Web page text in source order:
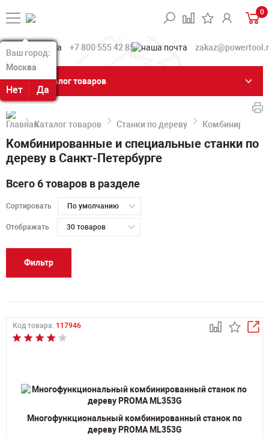
Ваш город:
Москва
Нет Да
Ваш город:
Москва
Нет Да
0
+7 800 555 42 85
Каталог товаров
Каталог товаров Станки по дереву
Комбинированные и специальные станки по
дереву в Санкт-Петербурге
Всего 6 товаров в разделе
Сортировать По умолчанию
Отображать 30 товаров
Фильтр
Код товара: 117946
Многофункциональный комбинированный станок по
дереву PROMA ML353G